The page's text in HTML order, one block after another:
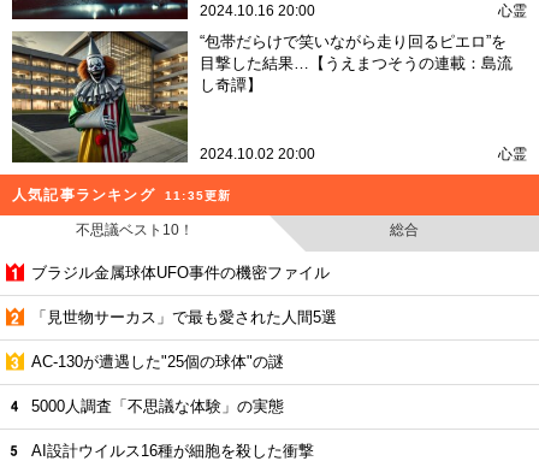
2024.10.16 20:00 心霊
“包帯だらけで笑いながら走り回るピエロ”を
目撃した結果…【うえまつそうの連載：島流
し奇譚】
2024.10.02 20:00 心霊
人気記事ランキング 11:35更新
不思議ベスト10！ 総合
ブラジル金属球体UFO事件の機密ファイル
「見世物サーカス」で最も愛された人間5選
AC-130が遭遇した"25個の球体"の謎
5000人調査「不思議な体験」の実態
AI設計ウイルス16種が細胞を殺した衝撃